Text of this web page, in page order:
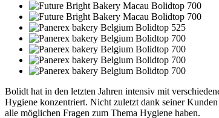
Bolidt hat in den letzten Jahren intensiv mit
Hygiene konzentriert. Nicht zuletzt dank seiner
alle möglichen Fragen zum Thema Hygiene haben.